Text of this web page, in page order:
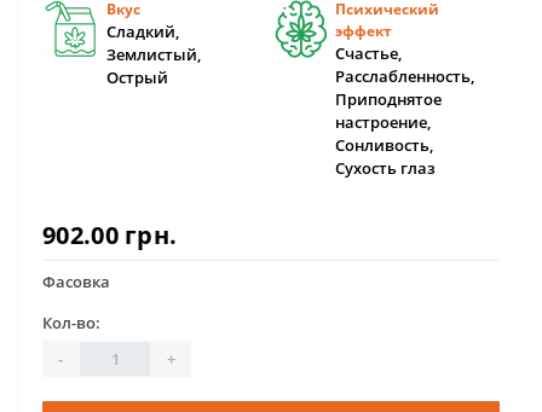
Вкус
Сладкий,
Землистый,
Острый
Психический
эффект
Счастье,
Расслабленность,
Приподнятое
настроение,
Сонливость,
Сухость глаз
902.00 грн.
Фасовка
Кол-во:
-
+